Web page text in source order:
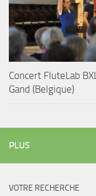
Concert FluteLab
Gand (Belgique)
PLUS
VOTRE RECHERCHE